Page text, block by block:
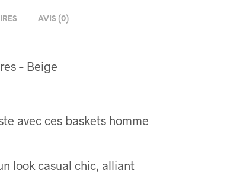
AVIS (0)
– Beige
avec ces baskets homme
look casual chic, alliant